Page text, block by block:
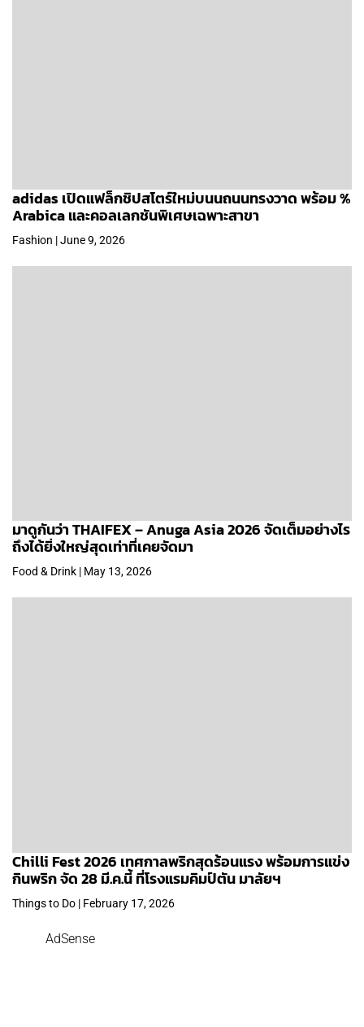
adidas เปิดแฟล็กชิปสโตร์ใหม่บนนถนนทรงวาด พร้อม %
Arabica และคอลเลกชันพิเศษเฉพาะสาขา
Fashion | June 9, 2026
มาดูกันว่า THAIFEX – Anuga Asia 2026 จัดเต็มอย่างไร
ถึงได้ยิ่งใหญ่สุดเท่าที่เคยจัดมา
Food & Drink | May 13, 2026
Chilli Fest 2026 เทศกาลพริกสุดร้อนแรง พร้อมการแข่ง
กินพริก จัด 28 มี.ค.นี้ ที่โรงแรมคิมป์ตัน มาลัยฯ
Things to Do | February 17, 2026
AdSense